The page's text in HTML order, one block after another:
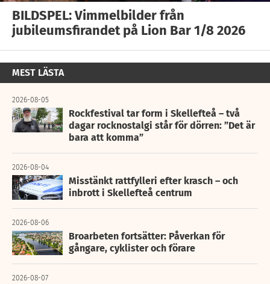
BILDSPEL: Vimmelbilder från
jubileumsfirandet på Lion Bar 1/8 2026
MEST LÄSTA
2026-08-05
Rockfestival tar form i Skellefteå – två
dagar rocknostalgi står för dörren: ”Det är
bara att komma”
2026-08-04
Misstänkt rattfylleri efter krasch – och
inbrott i Skellefteå centrum
2026-08-06
Broarbeten fortsätter: Påverkan för
gångare, cyklister och förare
2026-08-07